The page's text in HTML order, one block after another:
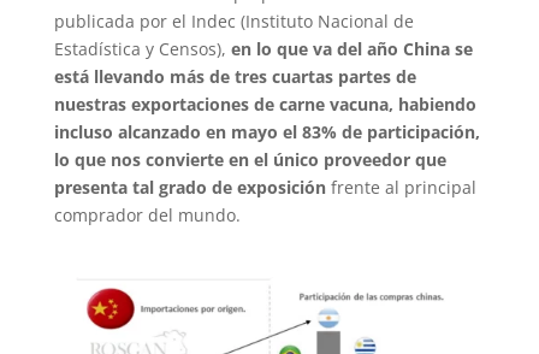
publicada por el Indec (Instituto Nacional de
Estadística y Censos), en lo que va del año China se
está llevando más de tres cuartas partes de
nuestras exportaciones de carne vacuna, habiendo
incluso alcanzado en mayo el 83% de participación,
lo que nos convierte en el único proveedor que
presenta tal grado de exposiciónfrente al principal
comprador del mundo.